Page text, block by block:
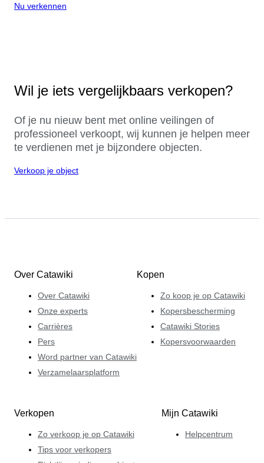
Nu verkennen
Wil je iets vergelijkbaars verkopen?
Of je nu nieuw bent met online veilingen of
professioneel verkoopt, wij kunnen je helpen meer
te verdienen met je bijzondere objecten.
Verkoop je object
Over Catawiki
Over Catawiki
Onze experts
Carrières
Pers
Word partner van Catawiki
Verzamelaarsplatform
Kopen
Zo koop je op Catawiki
Kopersbescherming
Catawiki Stories
Kopersvoorwaarden
Verkopen
Zo verkoop je op Catawiki
Tips voor verkopers
Mijn Catawiki
Helpcentrum